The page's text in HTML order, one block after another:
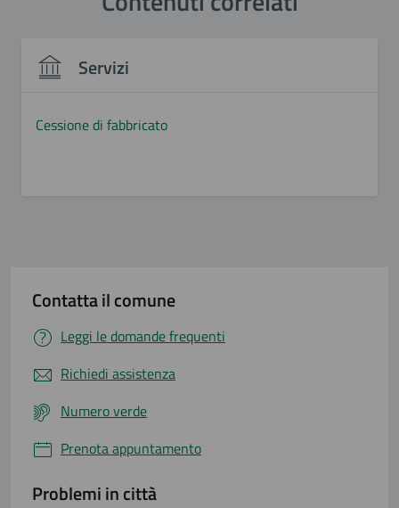
Servizi
Cessione di fabbricato
Contatta il comune
Leggi le domande frequenti
Richiedi assistenza
Numero verde
Prenota appuntamento
Problemi in città